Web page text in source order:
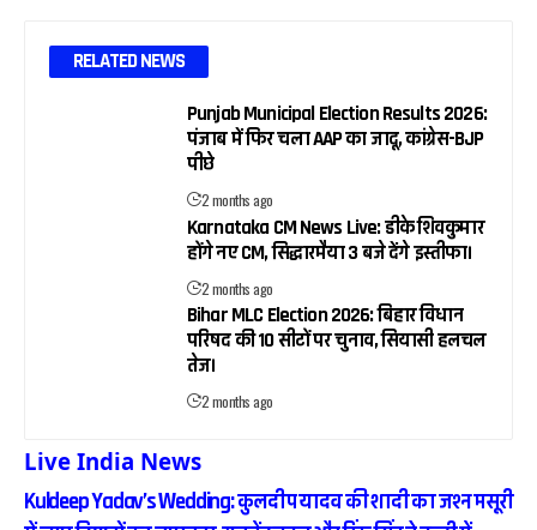
RELATED NEWS
Punjab Municipal Election Results 2026:
पंजाब में फिर चला AAP का जादू, कांग्रेस-BJP
पीछे
2 months ago
Karnataka CM News Live: डीके शिवकुमार
होंगे नए CM, सिद्धारमैया 3 बजे देंगे इस्तीफा।
2 months ago
Bihar MLC Election 2026: बिहार विधान
परिषद की 10 सीटों पर चुनाव, सियासी हलचल
तेज।
2 months ago
Live India News
Kuldeep Yadav’s Wedding: कुलदीप यादव की शादी का जश्न मसूरी